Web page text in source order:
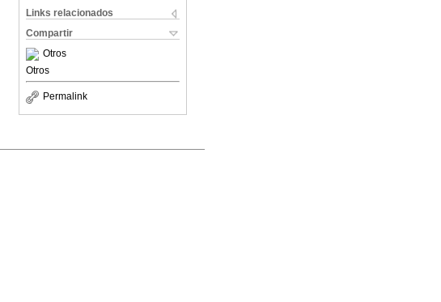
Links relacionados
Compartir
Otros
Otros
Permalink